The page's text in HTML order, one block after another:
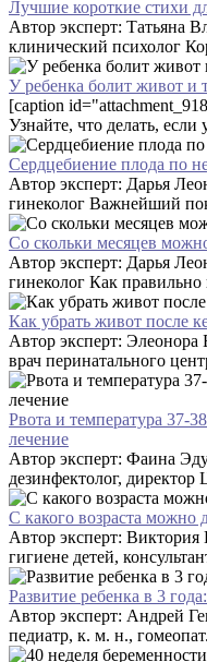
Лучшие короткие стихи
Автор эксперт: Татьяна
клинический психолог
У ребенка болит живот и
[caption
Узнайте, что делать, если
Сердцебиение плода по
Автор эксперт: Дарья
гинеколог Важнейший
Со скольки месяцев
Автор эксперт: Дарья
гинеколог Как
Как убрать живот после
Автор эксперт:
врач перинатального
Рвота и температура 37-
лечение
Автор эксперт: Фаина
дезинфектолог, директор
С какого возраста можно
Автор эксперт: Виктория
гигиене детей,
Развитие ребенка в 3
Автор эксперт: Андрей
педиатр, к. м. н.,